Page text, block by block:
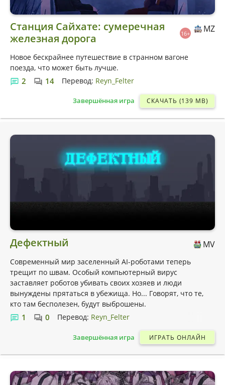
Станция Сайхате: сумеречная
железная дорога
16+ MZ
Новое бескрайнее путешествие в странном вагоне
поезда, что может быть лучше.
2 14 Перевод: Reyn_Felter
Завершённая игра СКАЧАТЬ (139 MB)
Дефектный MV
Современный мир заселенный AI-роботами теперь
трещит по швам. Особый компьютерный вирус
заставляет роботов убивать своих хозяев и люди
вынуждены прятаться в убежища. Но... Говорят, что те,
кто там бесполезен, будут выброшены.
1 0 Перевод: Reyn_Felter
Завершённая игра ИГРАТЬ ОНЛАЙН